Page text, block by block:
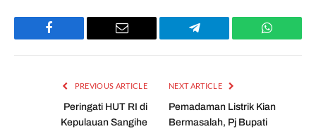
Facebook Email Telegram
PREVIOUS ARTICLE
Peringati HUT RI di
Kepulauan Sangihe
NEXT ARTICLE
Pemadaman Listrik Kian
Bermasalah, Pj Bupati